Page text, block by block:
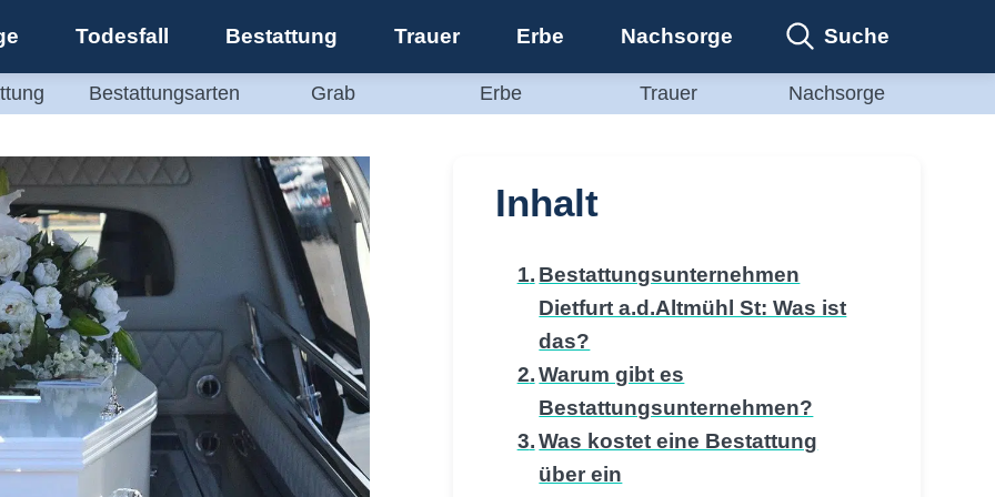
Todesfall Bestattung Trauer Erbe Nachsorge Suche
Bestattungsarten Grab Erbe Trauer Nachsorge
Inhalt
Bestattungsunternehmen
Dietfurt a.d.Altmühl St: Was ist
das?
Warum gibt es
Bestattungsunternehmen?
Was kostet eine Bestattung
über ein